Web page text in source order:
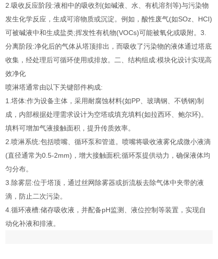
2.吸收反应阶段:液相中的吸收剂(如碱液、水、有机溶剂等)与污染物
发生化学反应，生成可溶物质或沉淀。例如，酸性废气(如SOz、HCI)
可被碱液中和生成盐类;挥发性有机物(VOCs)可能被氧化或吸附。3.
分离阶段:净化后的气体从塔顶排出，而吸收了污染物的液体通过塔底
收集，经处理后可循环使用或排放。二、结构组成:模块化设计实现高
效净化
喷淋塔通常由以下关键部件构成:
1.塔体:作为设备主体，采用耐腐蚀材料(如PP、玻璃钢、不锈钢)制
成，内部根据处理需求设计为空塔或填充填料(如拉西环、鲍尔环)。
填料可增加气液接触面积，提升传质效率。
2.喷淋系统:包括喷嘴、循环泵和管道。喷嘴将吸收液雾化成微小液滴
(直径通常为0.5-2mm)，增大接触面积;循环泵提供动力，确保液体均
匀分布。
3.除雾层:位于塔顶，通过丝网除雾器或折流板去除气体中夹带的液
滴，防止二次污染。
4.循环液槽:储存吸收液，并配备pH监测、液位控制等装置，实现自
动化补液和排液。